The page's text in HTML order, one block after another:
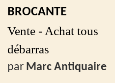
BROCANTE
Vente - Achat tous
débarras
par Marc Antiquaire